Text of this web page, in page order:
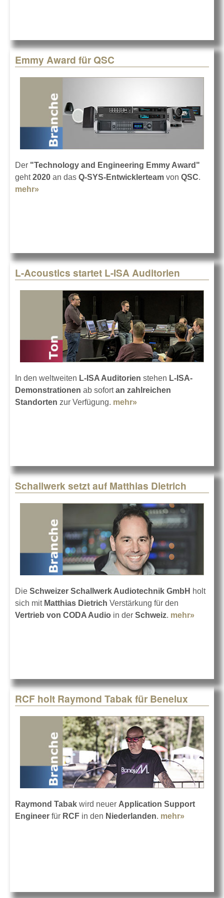
Emmy Award für QSC
Der "Technology and Engineering Emmy Award"
geht2020 an das Q-SYS-Entwicklerteam von QSC.
mehr»
L-Acoustics startet L-ISA Auditorien
In den weltweiten L-ISA Auditorien stehen L-ISA-
Demonstrationen ab sofortan zahlreichen
Standorten zur Verfügung. mehr»
Schallwerk setzt auf Matthias Dietrich
Die Schweizer Schallwerk Audiotechnik GmbH holt
sich mit Matthias Dietrich Verstärkung für den
Vertrieb von CODA Audio in der Schweiz. mehr»
RCF holt Raymond Tabak für Benelux
Raymond Tabak wird neuer Application Support
Engineer für RCF in den Niederlanden. mehr»